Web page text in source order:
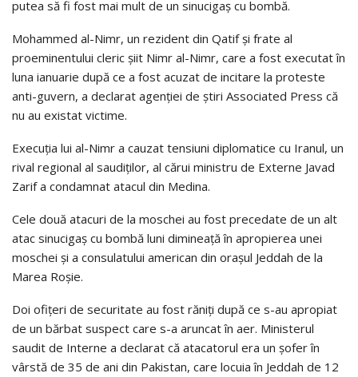
putea să fi fost mai mult de un sinucigaş cu bombă.
Mohammed al-Nimr, un rezident din Qatif şi frate al
proeminentului cleric şiit Nimr al-Nimr, care a fost executat în
luna ianuarie după ce a fost acuzat de incitare la proteste
anti-guvern, a declarat agenţiei de ştiri Associated Press că
nu au existat victime.
Execuţia lui al-Nimr a cauzat tensiuni diplomatice cu Iranul, un
rival regional al saudiţilor, al cărui ministru de Externe Javad
Zarif a condamnat atacul din Medina.
Cele două atacuri de la moschei au fost precedate de un alt
atac sinucigaş cu bombă luni dimineaţă în apropierea unei
moschei şi a consulatului american din oraşul Jeddah de la
Marea Roşie.
Doi ofiţeri de securitate au fost răniţi după ce s-au apropiat
de un bărbat suspect care s-a aruncat în aer. Ministerul
saudit de Interne a declarat că atacatorul era un şofer în
vârstă de 35 de ani din Pakistan, care locuia în Jeddah de 12